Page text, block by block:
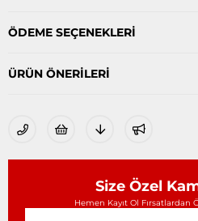
ÖDEME SEÇENEKLERI
ÜRÜN ÖNERILERI
Size Özel
Hemen Kayıt Ol Fırsatlardan